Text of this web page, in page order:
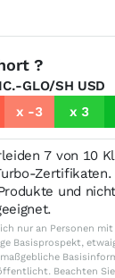
?
GLO/SH USD
x -3 x 3
7 von 10
und
nur an Personen
Basisprospekt,
Beachten